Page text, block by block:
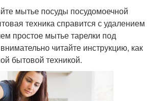
мытье посуды посудомоечной
техника справится с удалением
простое мытье тарелки под
читайте инструкцию, как
бытовой техникой.